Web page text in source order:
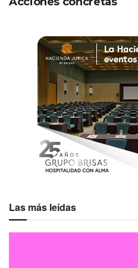
Las más leídas